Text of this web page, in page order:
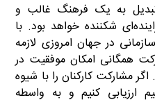
تبدیل به یک فرهنگ غالب و
شکننده خواهد بود. با
در جهان امروزی لازمه
همگانی امکان موفقیت در
مشارکت کارکنان را با شیوه
ارزیابی کنیم و به واسطه